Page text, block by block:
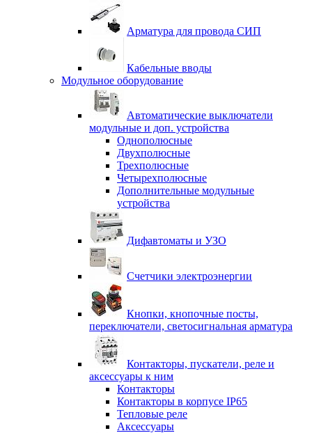
Арматура для провода СИП
Кабельные вводы
Модульное оборудование
Автоматические выключатели
модульные и доп. устройства
Однополюсные
Двухполюсные
Трехполюсные
Четырехполюсные
Дополнительные модульные
устройства
Дифавтоматы и УЗО
Счетчики электроэнергии
Кнопки, кнопочные посты,
переключатели, светосигнальная арматура
Контакторы, пускатели, реле и
аксессуары к ним
Контакторы
Контакторы в корпусе IP65
Тепловые реле
Аксессуары